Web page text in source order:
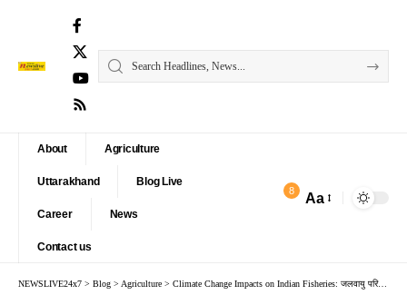
About Agriculture
Uttarakhand Blog Live
Career News
Contact us
8 Aa
NEWSLIVE24x7 > Blog > Agriculture > Climate Change Impacts on Indian Fisheries: जलवायु परिवर्तन से महासागरों और मछलियों पर बढ़ता खतरा, श्री विजय पुरम में जागरूकता कार्यक्रम